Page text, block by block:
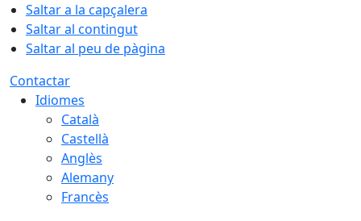
Saltar a la capçalera
Saltar al contingut
Saltar al peu de pàgina
Contactar
Idiomes
Català
Castellà
Anglès
Alemany
Francès